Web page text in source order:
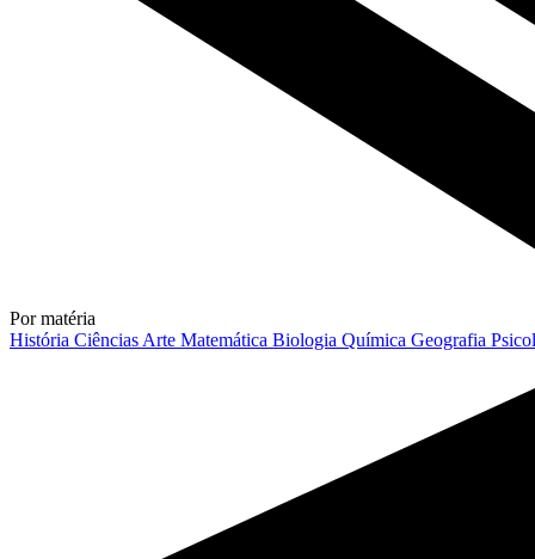
Por matéria
História Ciências Arte Matemática Biologia Química Geografia